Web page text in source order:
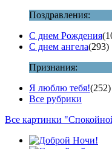
Поздравления:
С днем Рождения
С днем ангела(293)
Признания:
Я люблю тебя!(252)
Все рубрики
Все картинки